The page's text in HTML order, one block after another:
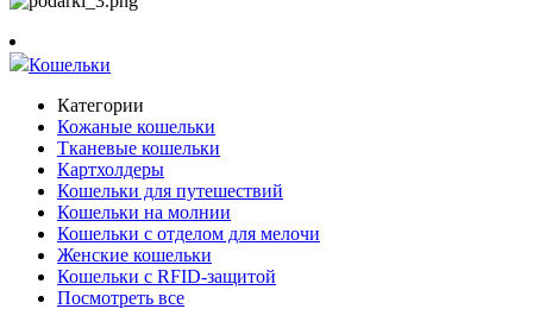
Кошельки
Категории
Кожаные кошельки
Тканевые кошельки
Картхолдеры
Кошельки для путешествий
Кошельки на молнии
Кошельки с отделом для мелочи
Женские кошельки
Кошельки с RFID-защитой
Посмотреть все